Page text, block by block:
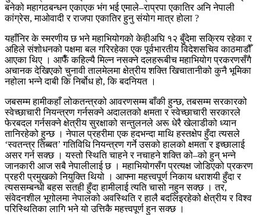
बनेको महागठबन्धन एकाएक भंग भई एमाले–राप्रपा एकातिर अनि नेपाली
कांग्रेस, माओवादी र राजपा एकातिर हुनु संयोग मात्र होला ?
यहाँनिर के स्मरणीय छ भने महाभियोगको केहीअघि १२ बुँदेमा सक्रिय रहेका र
अहिले संशोधनको पक्षमा बल गरिरहेका एक पूर्वभारतीय विदेशसचिव काठमाडौँ
आएका थिए । आफैँ कहिल्यै मिल्न नसक्ने दलहरूबीच महाभियोग प्रकरणसँगै
अचानक देखिएको चुनावी तालमेलमा क्षेत्रीय शक्ति खिचातानीको कुनै भूमिका
नहोला भन्ने दाबी कि निर्बोध हो, कि बदनियत ।
जबसम्म हामीकहाँ लोकतन्त्रको आवरणसम्म बाँकी हुन्छ, तबसम्म सरकारको
स्वेच्छाचारी नियन्त्रण गर्नसक्ने अदालतको क्षमता र स्वेच्छाचारी सरकारले
फेरबदल गर्नसक्ने क्षेत्रीय सुरक्षाको सन्तुलनले अरू धेरै खेलाडीको ध्यान
तानिरहेको हुन्छ । नेपाल प्रहरीमा एक हदभन्दा माथि हस्तक्षेप हुँदा त्यसले
‘स्वतन्त्र तिब्बत’ गतिविधि नियन्त्रण गर्ने उसको हालको क्षमता र इच्छालाई
असर गर्न सक्छ । यस्तो स्थिति चाहने र नचाहने शक्ति को–को हुन् भन्ने
जानकारी आज सबै नेपालीलाई छ । महाभियोगसँग प्रत्यक्ष जोडिएको प्रकरण
प्रहरी प्रमुखको नियुक्ति थियो । आफ्ना महत्त्वपूर्ण निकाय धराशयी हुँदा र
त्यससम्बन्धी बहस सतही हुँदा हामीलाई त्यति चासो नहुन सक्छ । तर,
संवेदनशील भूगोलमा नेपालको अवस्थिति र हालै बदलिइरहेको क्षेत्रीय र विश्व
परिस्थितिका लागि भने यो उत्तिकै महत्त्वपूर्ण हुन सक्छ ।